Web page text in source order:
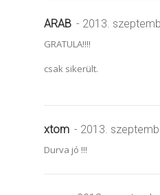
ARAB - 2013.
GRATULA!!!!
csak sikerült.
xtom - 2013.
Durva jó !!!